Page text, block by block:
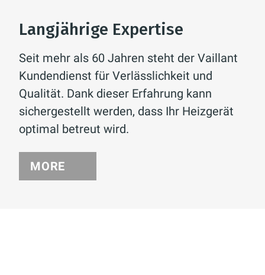
Langjährige Expertise
Seit mehr als 60 Jahren steht der Vaillant
Kundendienst für Verlässlichkeit und
Qualität. Dank dieser Erfahrung kann
sichergestellt werden, dass Ihr Heizgerät
optimal betreut wird.
MORE